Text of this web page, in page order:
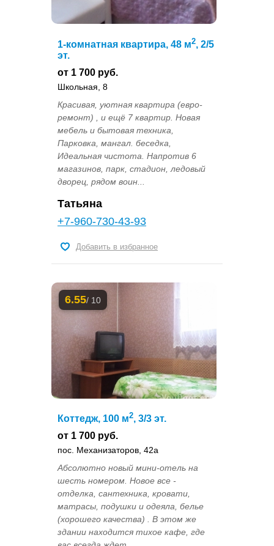
1-комнатная квартира, 48 м2, 2/5
эт.
от 1 700 руб.
Школьная, 8
Красивая, уютная квартира (евро-
ремонт) , и ещё 7 квартир. Новая
мебель и бытовая техника,
Парковка, мангал. беседка,
Идеальная чистота. Напротив 6
магазинов, парк, стадион, ледовый
дворец, рядом воин...
Татьяна
+7-960-730-43-93
Добавить в избранное
6.55/ 10
Коттедж, 100 м2, 3/3 эт.
от 1 700 руб.
пос. Механизаторов, 42а
Абсолютно новый мини-отель на
шесть номером. Новое все -
отделка, сантехника, кровати,
матрасы, подушки и одеяла, белье
(хорошего качества) . В этом же
здании находится тихое кафе, где